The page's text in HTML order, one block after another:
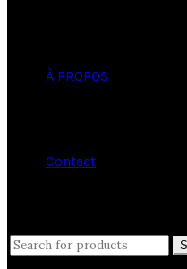
À PROPOS
Contact
Search
for: